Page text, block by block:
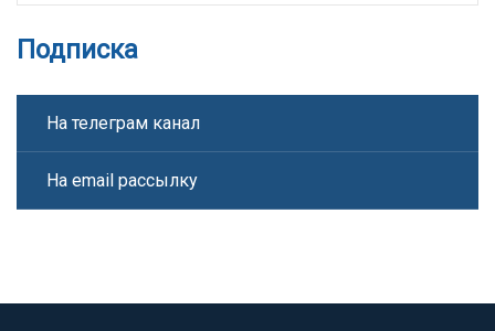
Подписка
На телеграм канал
На email рассылку